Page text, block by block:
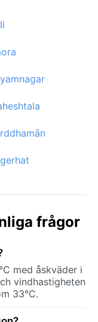
frågor
med åskväder i
vindhastigheten
33°C.